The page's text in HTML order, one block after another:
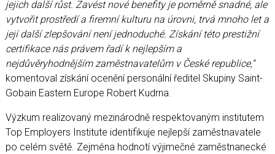
jejich další růst. Zavést nové benefity je poměrně snadné, ale
vytvořit prostředí a firemní kulturu na úrovni, trvá mnoho let a
její další zlepšování není jednoduché. Získání této prestižní
certifikace nás právem řadí k nejlepším a
nejdůvěryhodnějším zaměstnavatelům v České republice,“
komentoval získání ocenění personální ředitel Skupiny Saint-
Gobain Eastern Europe Robert Kudrna.
Výzkum realizovaný mezinárodně respektovaným institutem
Top Employers Institute identifikuje nejlepší zaměstnavatele
po celém světě. Zejména hodnotí výjimečné zaměstnanecké